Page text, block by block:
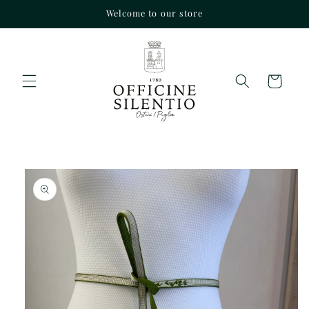
ai contenuti
Welcome to our store
Carrello
Passa alle
informazioni
sul prodotto